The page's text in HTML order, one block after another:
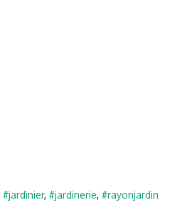
#jardinier, #jardinerie, #rayonjardin